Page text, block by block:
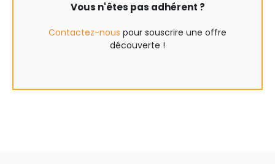
Vous n'êtes pas adhérent ?
Contactez-nous pour souscrire une offre
découverte !